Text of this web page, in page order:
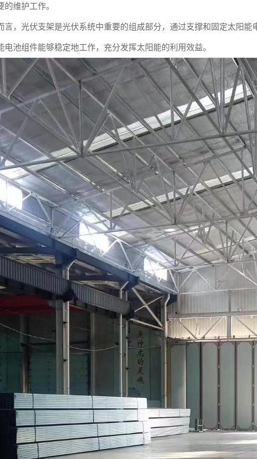
的维护工作。
言，光伏支架是光伏系统中重要的组成部分，通过支撑和固定太阳
电池组件能够稳定地工作，充分发挥太阳能的利用效益。